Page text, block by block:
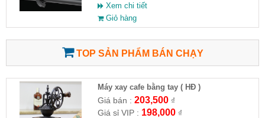
Xem chi tiết
Giỏ hàng
TOP SẢN PHẨM BÁN CHẠY
Máy xay cafe bằng tay ( HĐ )
Giá bán : 203,500₫
Giá sỉ VIP : 198,000₫